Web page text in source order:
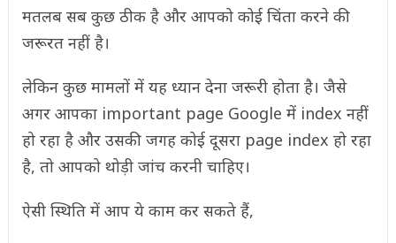
मतलब सब कुछ ठीक है और आपको कोई चिंता करने की
जरूरत नहीं है।
लेकिन कुछ मामलों में यह ध्यान देना जरूरी होता है। जैसे
अगर आपका important page Google में index नहीं
हो रहा है और उसकी जगह कोई दूसरा page index हो रहा
है, तो आपको थोड़ी जांच करनी चाहिए।
ऐसी स्थिति में आप ये काम कर सकते हैं,